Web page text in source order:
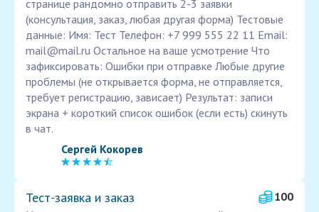
странице рандомно отправить 2-3 заявки
(консультация, заказ, любая другая форма) Тестовые
данные: Имя: Тест Телефон: +7 999 555 22 11 Email:
mail@mail.ru Остальное на ваше усмотрение Что
зафиксировать: Ошибки при отправке Любые другие
проблемы (не открывается форма, не отправляется,
требует регистрацию, зависает) Результат: записи
экрана + короткий список ошибок (если есть) скинуть
в чат.
Сергей Кокорев
Тест‑заявка и заказ
100